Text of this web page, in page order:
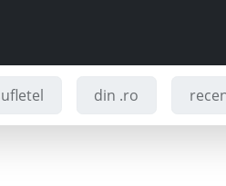
din .ro